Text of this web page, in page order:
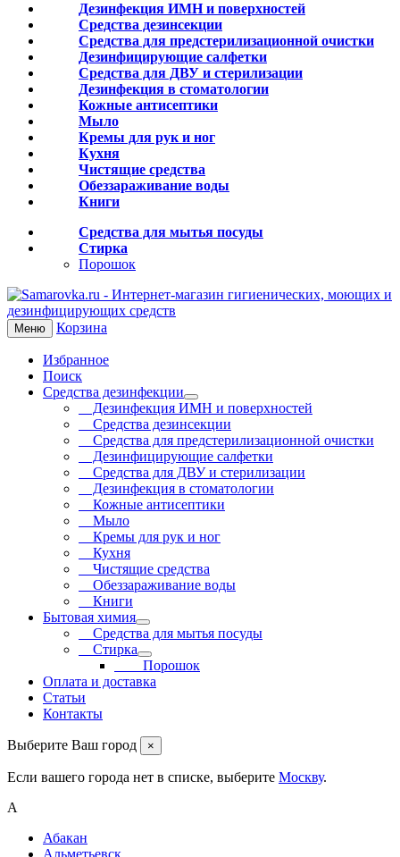
Дезинфекция ИМН и поверхностей
Средства дезинсекции
Средства для предстерилизационной очистки
Дезинфицирующие салфетки
Средства для ДВУ и cтерилизации
Дезинфекция в стоматологии
Кожные антисептики
Мыло
Кремы для рук и ног
Кухня
Чистящие средства
Обеззараживание воды
Книги
Средства для мытья посуды
Стирка
Порошок
Меню Корзина
Избранное
Поиск
Средства дезинфекции
Дезинфекция ИМН и поверхностей
Средства дезинсекции
Средства для предстерилизационной очистки
Дезинфицирующие салфетки
Средства для ДВУ и cтерилизации
Дезинфекция в стоматологии
Кожные антисептики
Мыло
Кремы для рук и ног
Кухня
Чистящие средства
Обеззараживание воды
Книги
Бытовая химия
Средства для мытья посуды
Стирка
Порошок
Оплата и доставка
Статьи
Контакты
Выберите Ваш город ×
Если вашего города нет в списке, выберите Москву.
А
Абакан
Альметьевск